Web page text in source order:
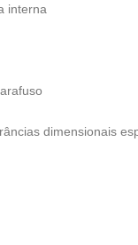
interna
dimensionais